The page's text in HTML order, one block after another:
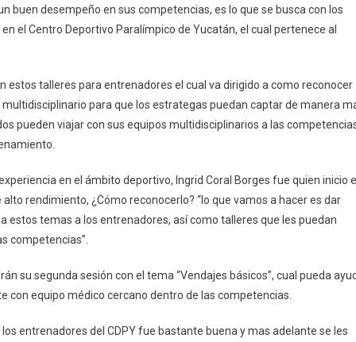
buen desempeño en sus competencias, es lo que se busca con los
el Centro Deportivo Paralímpico de Yucatán, el cual pertenece al
estos talleres para entrenadores el cual va dirigido a como reconocer
para que los estrategas puedan captar de manera
pueden viajar con sus equipos multidisciplinarios a las
en el ámbito deportivo, Ingrid Coral Borges fue quien inicio el
rendimiento, ¿Cómo reconocerlo? “lo que vamos a hacer es dar
estos temas a los entrenadores, así como talleres que les puedan
competencias”.
su segunda sesión con el tema “Vendajes básicos”, cual pueda
con equipo médico cercano dentro de las competencias.
entrenadores del CDPY fue bastante buena y mas adelante se les